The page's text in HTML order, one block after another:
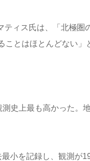
ィス氏は、「北極圏
とはほとんどない」
史上最も高かった。
小を記録し、観測が